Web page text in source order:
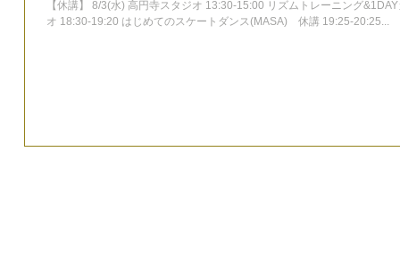
【休講】 8/3(水) 高円寺スタジオ 13:30-15:00 リズムトレーニング
オ 18:30-19:20 はじめてのスケートダンス(MASA) 休講 19:25-20:25...